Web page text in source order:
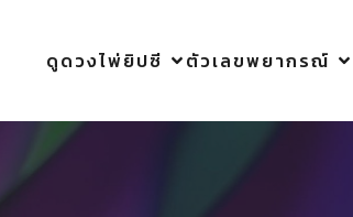
ดูดวงไพ่ยิปซี ตัวเลขพยากรณ์